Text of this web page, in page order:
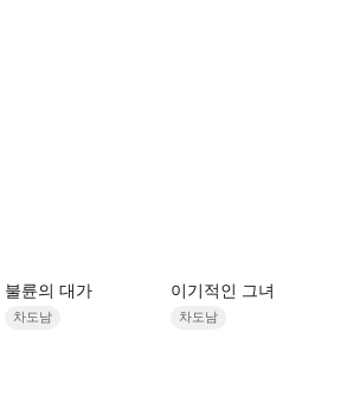
불륜의 대가
차도남
이기적인 그녀
차도남